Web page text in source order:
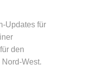
Updates für
den
West.